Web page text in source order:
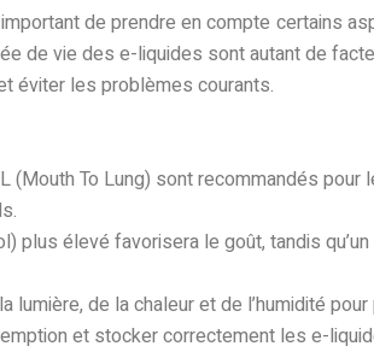
de prendre en compte certains
de vie des e-liquides sont autant de
éviter les problèmes courants.
To Lung) sont recommandés
plus élevé favorisera le goût, tandis
lumière, de la chaleur et de l’humidité
et stocker correctement les e-